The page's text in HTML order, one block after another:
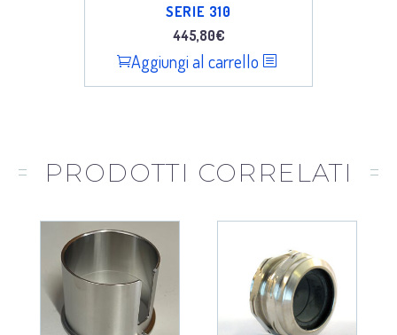
SERIE 310
445,80€
Aggiungi al carrello
PRODOTTI CORRELATI